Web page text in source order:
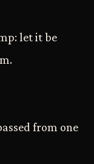
let it be
from one